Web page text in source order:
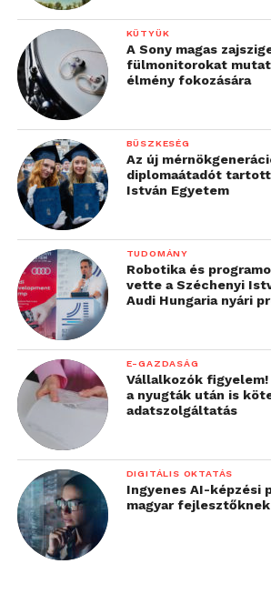
KÜTYÜK
A Sony magas
fülmonitorokat mutat
élmény fokozására
BÜSZKESÉG
Az új
diplomaátadót tartott
István Egyetem
TUDOMÁNY
Robotika és
vette a Széchenyi
Audi Hungaria nyári
E-GAZDASÁG
Vállalkozók
a nyugták után is
adatszolgáltatás
DIGITÁLIS OKTATÁS
Ingyenes AI-képzési
magyar fejlesztőknek